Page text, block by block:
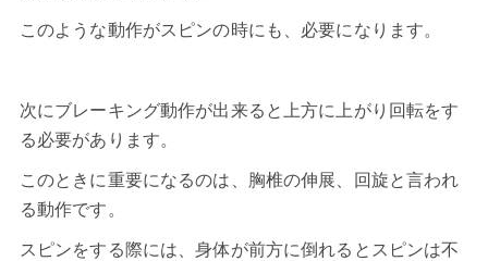
このような動作がスピンの時にも、必要になります。
次にブレーキング動作が出来ると上方に上がり回転をす
る必要があります。
このときに重要になるのは、胸椎の伸展、回旋と言われ
る動作です。
スピンをする際には、身体が前方に倒れるとスピンは不